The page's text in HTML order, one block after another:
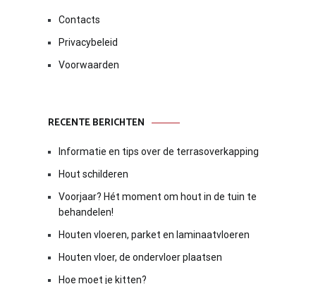
Contacts
Privacybeleid
Voorwaarden
RECENTE BERICHTEN
Informatie en tips over de terrasoverkapping
Hout schilderen
Voorjaar? Hét moment om hout in de tuin te
behandelen!
Houten vloeren, parket en laminaatvloeren
Houten vloer, de ondervloer plaatsen
Hoe moet je kitten?